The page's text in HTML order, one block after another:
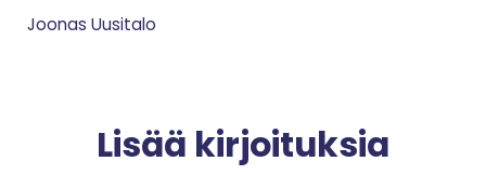
Joonas Uusitalo
Lisää kirjoituksia